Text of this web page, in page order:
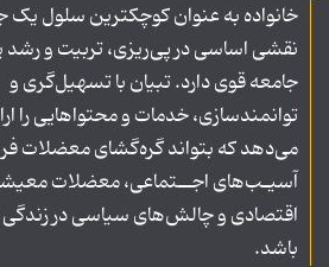
خانواده به عنوان کوچکترین سلول یک
نقشی اساسی در پی‌ریزی، تربیت و
جامعه قوی دارد. تبیان با تسهیل‌گری و
توانمندسازی، خدمات و محتواهایی را
می‌دهد که بتواند گره‌گشای معضلات
آسیـب‌های اجــتماعی، معضلات
اقتصادی و چالش‌های سیاسی در
باشد.